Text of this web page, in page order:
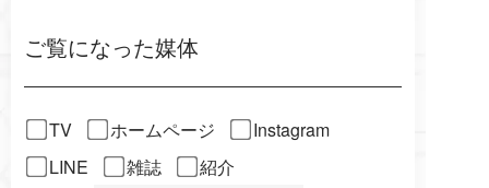
ご覧になった媒体
TV ホームページ
Instagram
LINE
雑誌
紹介